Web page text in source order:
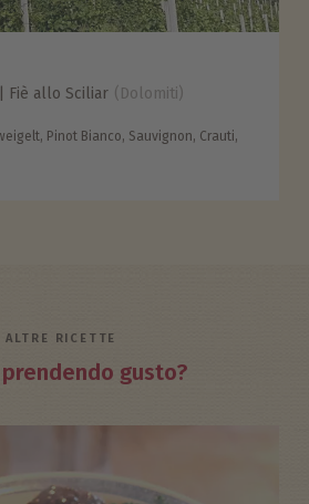
Fiè allo Sciliar (Dolomiti)
Pinot Bianco, Sauvignon, Crauti,
ALTRE RICETTE
gusto?